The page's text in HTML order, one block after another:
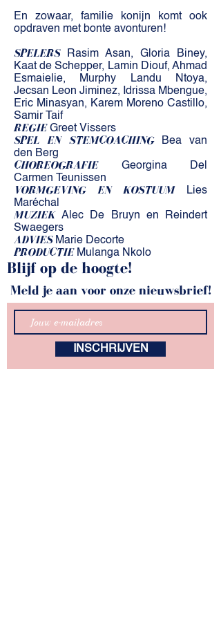
En zowaar, familie konijn komt ook
opdraven met bonte avonturen!
SPELERSRasim Asan, Gloria Biney,
Kaat de Schepper, Lamin Diouf, Ahmad
Esmaielie, Murphy Landu Ntoya,
Jecsan Leon Jiminez, Idrissa Mbengue,
Eric Minasyan, Karem Moreno Castillo,
Samir Taif
REGIEGreet Vissers
SPEL EN STEMCOACHINGBea van
den Berg
CHOREOGRAFIEGeorgina Del
Carmen Teunissen
VORMGEVING EN KOSTUUM Lies
Maréchal
MUZIEK Alec De Bruyn en Reindert
Swaegers
ADVIESMarie Decorte
PRODUCTIEMulanga Nkolo
Blijf op de hoogte!
Meld je aan voor onze nieuwsbrief!
INSCHRIJVEN